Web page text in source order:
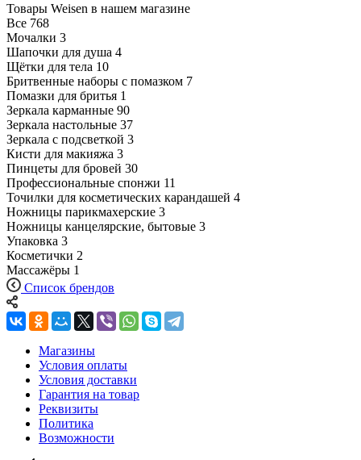
Товары Weisen в нашем магазине
Все 768
Мочалки 3
Шапочки для душа 4
Щётки для тела 10
Бритвенные наборы с помазком 7
Помазки для бритья 1
Зеркала карманные 90
Зеркала настольные 37
Зеркала с подсветкой 3
Кисти для макияжа 3
Пинцеты для бровей 30
Профессиональные спонжи 11
Точилки для косметических карандашей 4
Ножницы парикмахерские 3
Ножницы канцелярские, бытовые 3
Упаковка 3
Косметички 2
Массажёры 1
Список брендов
Магазины
Условия оплаты
Условия доставки
Гарантия на товар
Реквизиты
Политика
Возможности